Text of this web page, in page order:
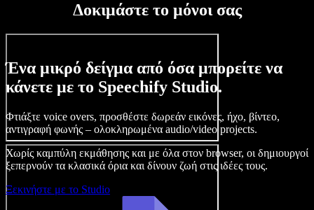
Δοκιμάστε το μόνοι σας
Ένα μικρό δείγμα από όσα μπορείτε να
κάνετε με το Speechify Studio.
Φτιάξτε voice overs, προσθέστε δωρεάν εικόνες, ήχο, βίντεο,
αντιγραφή φωνής – ολοκληρωμένα audio/video projects.
Χωρίς καμπύλη εκμάθησης και με όλα στον browser, οι δημιουργοί
ξεπερνούν τα κλασικά όρια και δίνουν ζωή στις ιδέες τους.
Ξεκινήστε με το Studio